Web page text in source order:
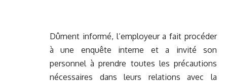
Dûment informé, l’employeur a fait procéder
à une enquête interne et a invité son
personnel à prendre toutes les précautions
nécessaires dans leurs relations avec la